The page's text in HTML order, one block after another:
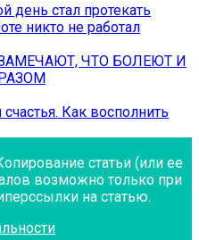
день стал протекать
никто не работал
ЧТО БОЛЕЮТ И
Как восполнить
статьи (или ее
возможно только при
на статью.